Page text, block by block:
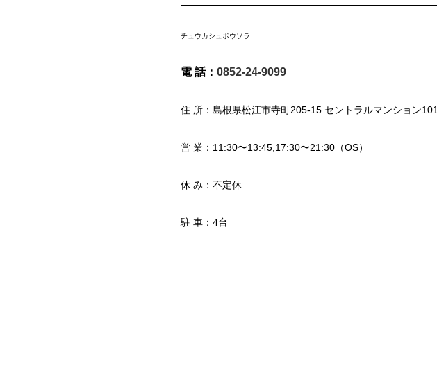
チュウカシュボウソラ
電 話： 0852-24-9099
住 所：島根県松江市寺町205-15 セントラルマンション101
営 業：11:30〜13:45,17:30〜21:30（OS）
休 み：不定休
駐 車：4台